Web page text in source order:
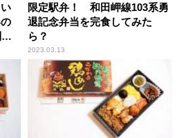
限定駅弁！ 和田岬線103系勇
退記念弁当を完食してみた
ら？
2023.03.13